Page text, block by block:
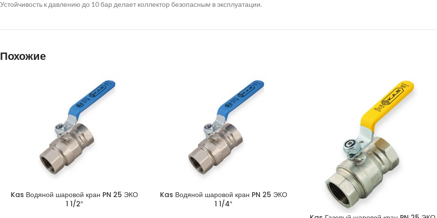
Устойчивость к давлению до 10 бар делает коллектор безопасным в эксплуатации.
Похожие
Kas Водяной шаровой кран PN 25 ЭКО
1 1/2″
Kas Водяной шаровой кран PN 25 ЭКО
1 1/4″